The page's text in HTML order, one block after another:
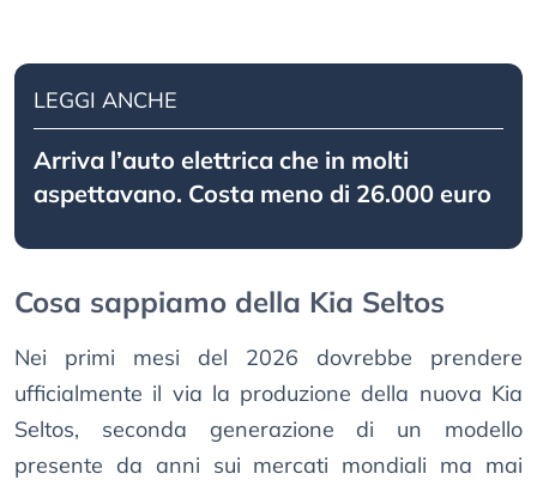
LEGGI ANCHE
Arriva l’auto elettrica che in molti
aspettavano. Costa meno di 26.000 euro
Cosa sappiamo della Kia Seltos
Nei primi mesi del 2026 dovrebbe prendere
ufficialmente il via la produzione della nuova Kia
Seltos, seconda generazione di un modello
presente da anni sui mercati mondiali ma mai